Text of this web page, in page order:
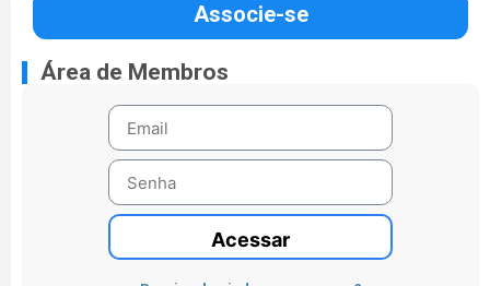
Associe-se
Área de Membros
Acessar